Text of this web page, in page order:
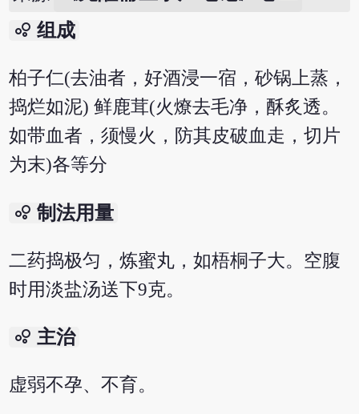
bubble_chart 组成
柏子仁(去油者，好酒浸一宿，砂锅上蒸，
捣烂如泥) 鲜鹿茸(火燎去毛净，酥炙透。
如带血者，须慢火，防其皮破血走，切片
为末)各等分
bubble_chart 制法用量
二药捣极匀，炼蜜丸，如梧桐子大。空腹
时用淡盐汤送下9克。
bubble_chart 主治
虚弱不孕、不育。